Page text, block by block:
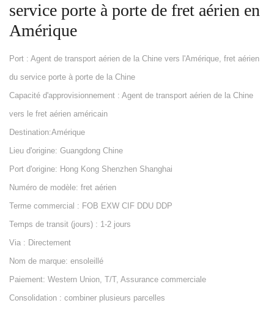
service porte à porte de fret aérien en
Amérique
Port : Agent de transport aérien de la Chine vers l'Amérique, fret aérien
du service porte à porte de la Chine
Capacité d'approvisionnement : Agent de transport aérien de la Chine
vers le fret aérien américain
Destination:Amérique
Lieu d'origine: Guangdong Chine
Port d'origine: Hong Kong Shenzhen Shanghai
Numéro de modèle: fret aérien
Terme commercial : FOB EXW CIF DDU DDP
Temps de transit (jours) : 1-2 jours
Via : Directement
Nom de marque: ensoleillé
Paiement: Western Union, T/T, Assurance commerciale
Consolidation : combiner plusieurs parcelles